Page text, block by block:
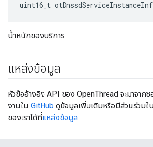
uint16_t
น้ำหนักของบริการ
แหล่งข้อมูล
หัวข้ออ้างอิง API ของ OpenThread จะมาจาก
งานใน GitHub ดูข้อมูลเพิ่มเติมหรือมีส่วนร่วมใ
ของเราได้ที่แหล่งข้อมูล